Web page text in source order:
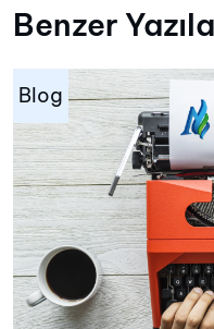
Benzer
Blog